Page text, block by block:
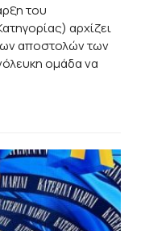
του
αρχίζει
αποστολών των
ομάδα να